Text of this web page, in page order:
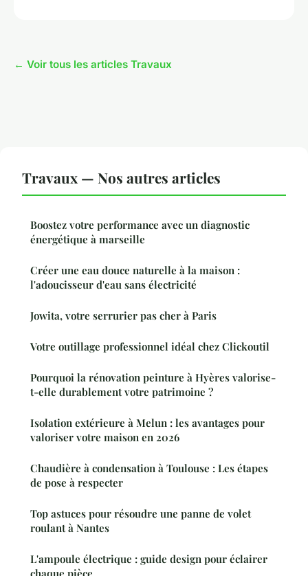
← Voir tous les articles Travaux
Travaux — Nos autres articles
Boostez votre performance avec un diagnostic
énergétique à marseille
Créer une eau douce naturelle à la maison :
l'adoucisseur d'eau sans électricité
Jowita, votre serrurier pas cher à Paris
Votre outillage professionnel idéal chez Clickoutil
Pourquoi la rénovation peinture à Hyères valorise-
t-elle durablement votre patrimoine ?
Isolation extérieure à Melun : les avantages pour
valoriser votre maison en 2026
Chaudière à condensation à Toulouse : Les étapes
de pose à respecter
Top astuces pour résoudre une panne de volet
roulant à Nantes
L'ampoule électrique : guide design pour éclairer
chaque pièce